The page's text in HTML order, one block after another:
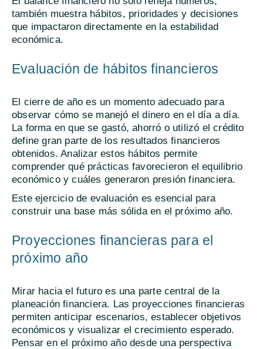
también muestra hábitos, prioridades y decisiones
que impactaron directamente en la estabilidad
económica.
Evaluación de hábitos financieros
El cierre de año es un momento adecuado para
observar cómo se manejó el dinero en el día a día.
La forma en que se gastó, ahorró o utilizó el crédito
define gran parte de los resultados financieros
obtenidos. Analizar estos hábitos permite
comprender qué prácticas favorecieron el equilibrio
económico y cuáles generaron presión financiera.
Este ejercicio de evaluación es esencial para
construir una base más sólida en el próximo año.
Proyecciones financieras para el
próximo año
Mirar hacia el futuro es una parte central de la
planeación financiera. Las proyecciones financieras
permiten anticipar escenarios, establecer objetivos
económicos y visualizar el crecimiento esperado.
Pensar en el próximo año desde una perspectiva